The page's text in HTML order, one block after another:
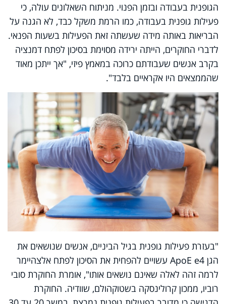
הגופנית בעבודה ובזמן הפנוי. מניתוח השאלונים עולה, כי
פעילות גופנית בעבודה, כמו הרמת משקל כבד, לא הגנה על
הבריאות באותה מידה שעשתה זאת הפעילות בשעות הפנאי.
לדברי החוקרים, הייתה ירידה מסוימת בסיכון לפתח דמנציה
בקרב אנשים שעבודתם כרוכה במאמץ פיזי, "אך ייתכן מאוד
שהממצאים היו אקראיים בלבד".
"בעזרת פעילות גופנית בגיל הביניים, אנשים שנושאים את
הגן ApoE e4 עשויים להפחית את הסיכון לפתח אלצהיימר
לרמה זהה לאלה שאינם נושאים אותו", אומרת החוקרת סובי
רוביו, ממכון קרולינסקה בשטוקהולם, שוודיה. החוקרת